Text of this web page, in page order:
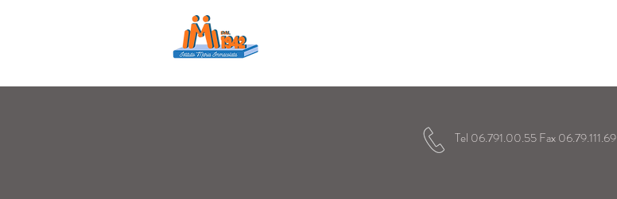
Tel 06.791.00.55 Fax 06.79.111.69